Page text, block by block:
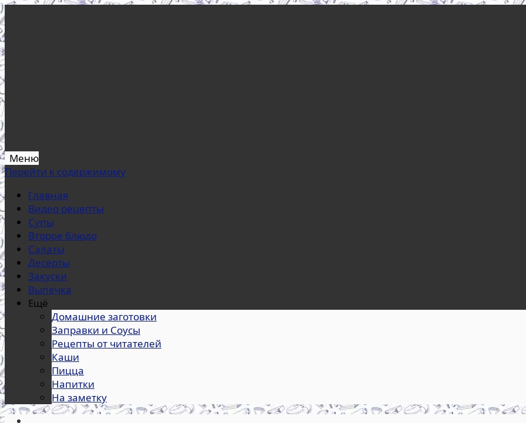
Меню
Перейти к содержимому
Главная
Видео рецепты
Супы
Второе блюдо
Салаты
Десерты
Закуски
Выпечка
Ещё
Домашние заготовки
Заправки и Соусы
Рецепты от читателей
Каши
Пицца
Напитки
На заметку